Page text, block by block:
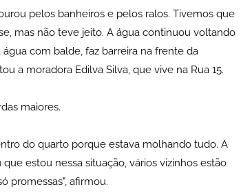
pelos banheiros e pelos ralos. Tivemos que
mas não teve jeito. A água continuou voltando
com balde, faz barreira na frente da
a moradora Edilva Silva, que vive na Rua 15.
maiores.
do quarto porque estava molhando tudo. A
estou nessa situação, vários vizinhos estão
promessas", afirmou.